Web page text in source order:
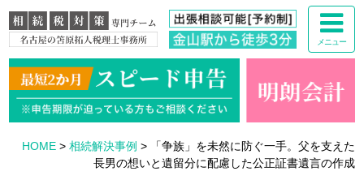
メニュー
HOME> 相続解決事例 >
「争族」を未然に防ぐ一手。父を支えた
長男の想いと遺留分に配慮した公正証書遺言の作成